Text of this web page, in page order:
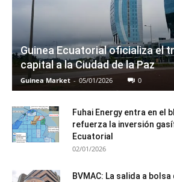
Guinea Ecuatorial oficializa el
capital a la Ciudad de la Paz
Guinea Market - 05/01/2026 0
Fuhai Energy entra en el
refuerza la inversión
Ecuatorial
02/01/2026
BVMAC: La salida a